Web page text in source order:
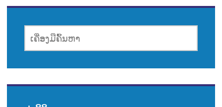
ເຄື່ອງມື
ຄົ້ນຫາ